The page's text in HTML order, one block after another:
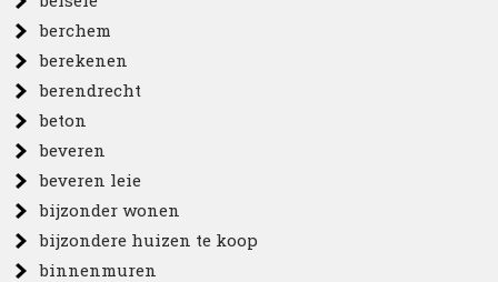
berchem
berekenen
berendrecht
beton
beveren
beveren leie
bijzonder wonen
bijzondere huizen te koop
binnenmuren